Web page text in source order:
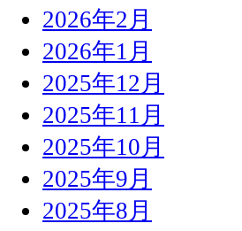
2026年2月
2026年1月
2025年12月
2025年11月
2025年10月
2025年9月
2025年8月